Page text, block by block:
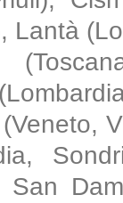
Lantà
San